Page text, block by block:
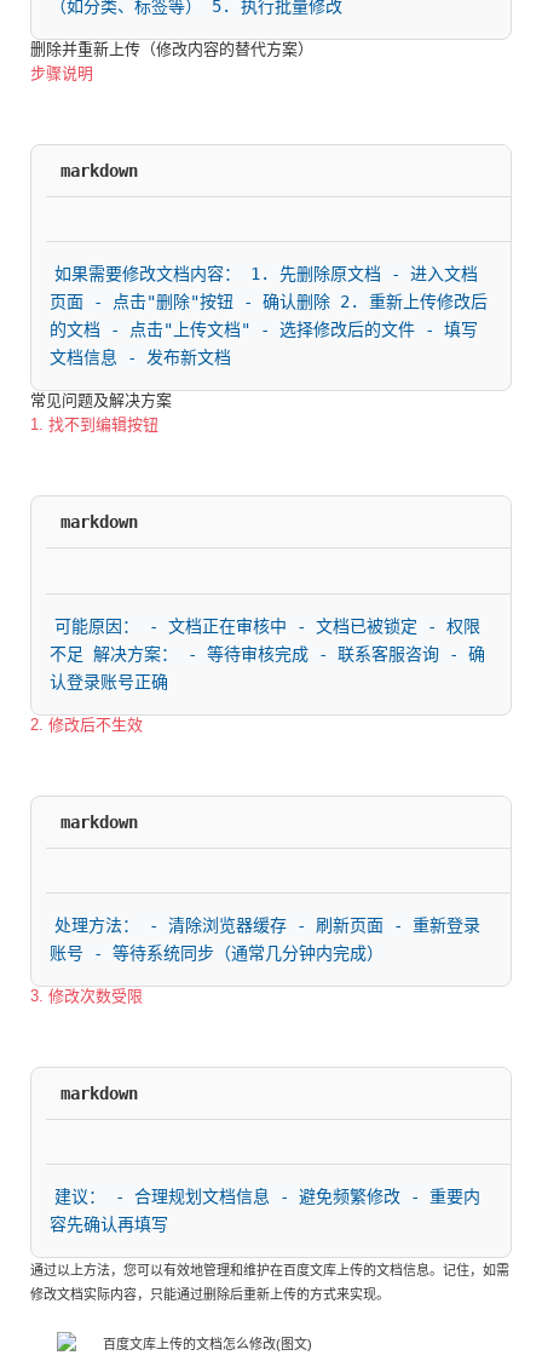
（如分类、标签等） 5. 执行批量修改
删除并重新上传（修改内容的替代方案）
步骤说明
markdown
如果需要修改文档内容： 1. 先删除原文档 - 进入文档
页面 - 点击"删除"按钮 - 确认删除 2. 重新上传修改后
的文档 - 点击"上传文档" - 选择修改后的文件 - 填写
文档信息 - 发布新文档
常见问题及解决方案
1. 找不到编辑按钮
markdown
可能原因： - 文档正在审核中 - 文档已被锁定 - 权限
不足 解决方案： - 等待审核完成 - 联系客服咨询 - 确
认登录账号正确
2. 修改后不生效
markdown
处理方法： - 清除浏览器缓存 - 刷新页面 - 重新登录
账号 - 等待系统同步（通常几分钟内完成）
3. 修改次数受限
markdown
建议： - 合理规划文档信息 - 避免频繁修改 - 重要内
容先确认再填写
通过以上方法，您可以有效地管理和维护在百度文库上传的文档信息。记住，如需
修改文档实际内容，只能通过删除后重新上传的方式来实现。